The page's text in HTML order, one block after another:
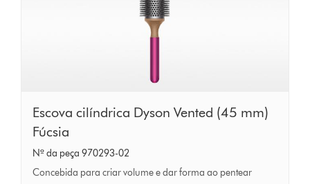
Escova
cilíndrica
Dyson
Vented
Escova cilíndrica Dyson Vented (45 mm)
Fúcsia
Nº da peça 970293-02
Concebida para criar volume e dar forma ao pentear